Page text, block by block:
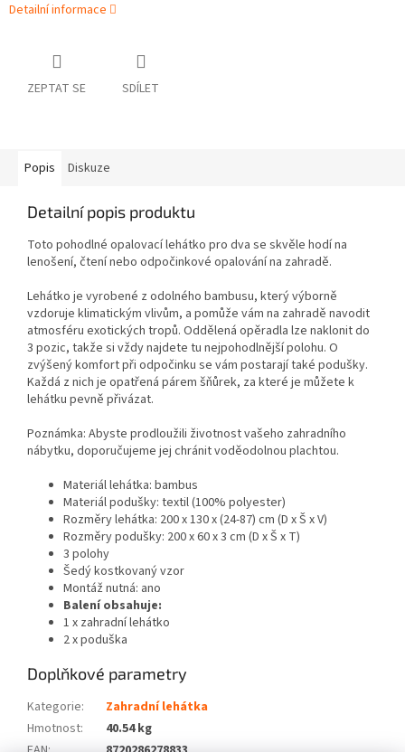
Detailní informace
ZEPTAT SE SDÍLET
Popis Diskuze
Detailní popis produktu
Toto pohodlné opalovací lehátko pro dva se skvěle hodí na
lenošení, čtení nebo odpočinkové opalování na zahradě.
Lehátko je vyrobené z odolného bambusu, který výborně
vzdoruje klimatickým vlivům, a pomůže vám na zahradě navodit
atmosféru exotických tropů. Oddělená opěradla lze naklonit do
3 pozic, takže si vždy najdete tu nejpohodlnější polohu. O
zvýšený komfort při odpočinku se vám postarají také podušky.
Každá z nich je opatřená párem šňůrek, za které je můžete k
lehátku pevně přivázat.
Poznámka: Abyste prodloužili životnost vašeho zahradního
nábytku, doporučujeme jej chránit voděodolnou plachtou.
Materiál lehátka: bambus
Materiál podušky: textil (100% polyester)
Rozměry lehátka: 200 x 130 x (24-87) cm (D x Š x V)
Rozměry podušky: 200 x 60 x 3 cm (D x Š x T)
3 polohy
Šedý kostkovaný vzor
Montáž nutná: ano
Balení obsahuje:
1 x zahradní lehátko
2 x poduška
Doplňkové parametry
Kategorie:
Zahradní lehátka
Hmotnost:
40.54 kg